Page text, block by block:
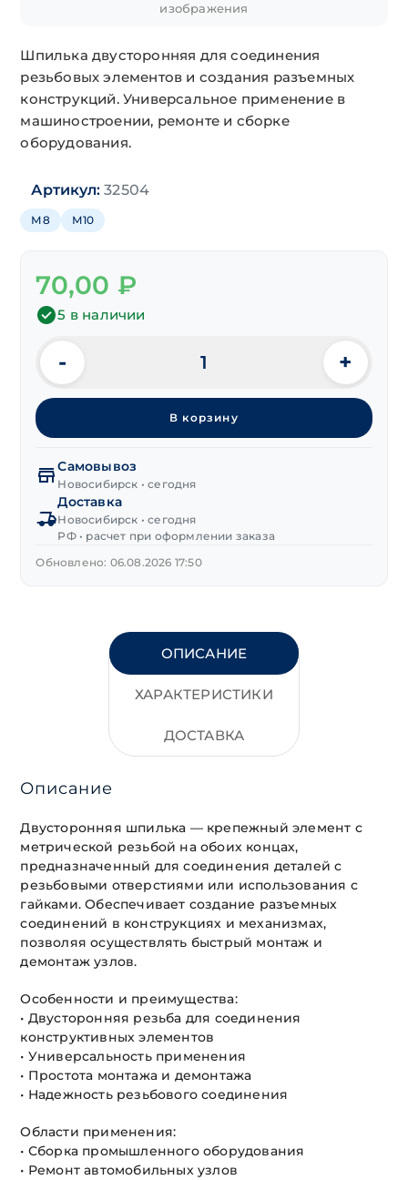
изображения
Шпилька двусторонняя для соединения
резьбовых элементов и создания разъемных
конструкций. Универсальное применение в
машиностроении, ремонте и сборке
оборудования.
Артикул: 32504
М8 М10
70,00 ₽
5 в наличии
Количество
товара
Шпилька
двусторон.
М8(мелк.шаг1.0)/
М10х36(18/11) мм
оксид
- +
В корзину
Самовывоз
Новосибирск • сегодня
Доставка
Новосибирск • сегодня
РФ • расчет при оформлении заказа
Обновлено: 06.08.2026 17:50
ОПИСАНИЕ
ХАРАКТЕРИСТИКИ
ДОСТАВКА
Описание
Двусторонняя шпилька — крепежный элемент с
метрической резьбой на обоих концах,
предназначенный для соединения деталей с
резьбовыми отверстиями или использования с
гайками. Обеспечивает создание разъемных
соединений в конструкциях и механизмах,
позволяя осуществлять быстрый монтаж и
демонтаж узлов.
Особенности и преимущества:
• Двусторонняя резьба для соединения
конструктивных элементов
• Универсальность применения
• Простота монтажа и демонтажа
• Надежность резьбового соединения
Области применения:
• Сборка промышленного оборудования
• Ремонт автомобильных узлов